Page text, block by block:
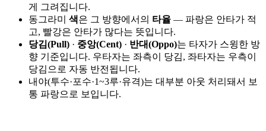
게 그려집니다.
동그라미 색은 그 방향에서의 타율 — 파랑은 안타가 적
고, 빨강은 안타가 많다는 뜻입니다.
당김(Pull) · 중앙(Cent) · 반대(Oppo)는 타자가 스윙한 방
향 기준입니다. 우타자는 좌측이 당김, 좌타자는 우측이
당김으로 자동 반전됩니다.
내야(투수·포수·1~3루·유격)는 대부분 아웃 처리돼서 보
통 파랑으로 보입니다.